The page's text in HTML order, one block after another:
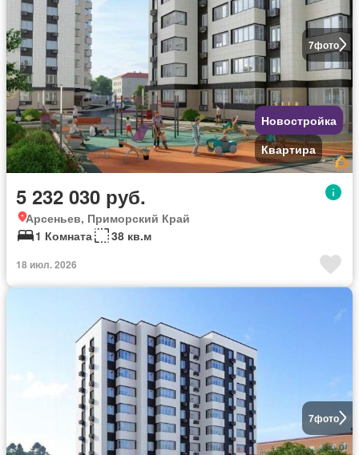
7фото
Новостройка
Квартира
5 232 030 руб.
Арсеньев, Приморский Край
1 Комната
38 кв.м
18 июл. 2026
7фото